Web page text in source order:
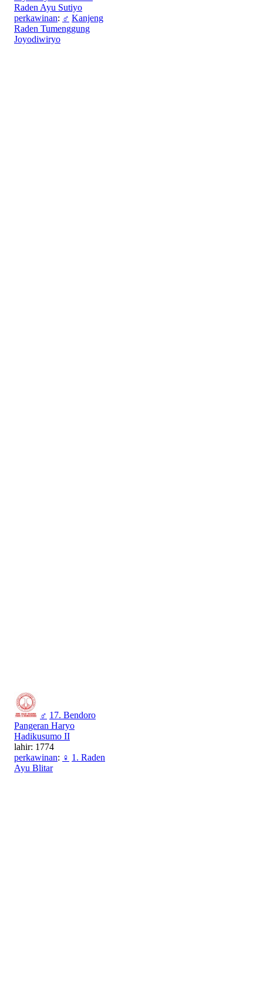
Raden Ayu Sutiyo
perkawinan: ♂ Kanjeng
Raden Tumenggung
Joyodiwiryo
♂ 17. Bendoro
Pangeran Haryo
Hadikusumo II
lahir: 1774
perkawinan: ♀ 1. Raden
Ayu Blitar